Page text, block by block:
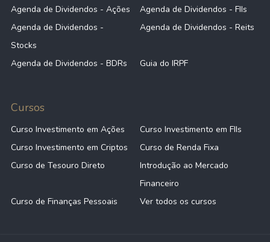
Agenda de Dividendos - Ações
Agenda de Dividendos - FIIs
Agenda de Dividendos -
Stocks
Agenda de Dividendos - Reits
Agenda de Dividendos - BDRs Guia do IRPF
Cursos
Curso Investimento em Ações
Curso Investimento em FIIs
Curso Investimento em Criptos
Curso de Renda Fixa
Curso de Tesouro Direto
Introdução ao Mercado
Financeiro
Curso de Finanças Pessoais
Ver todos os cursos